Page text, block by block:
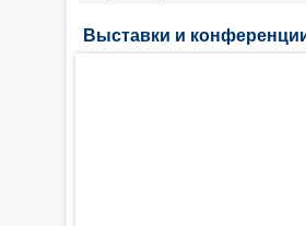
Выставки и